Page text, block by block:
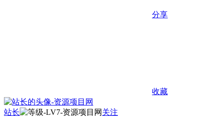
分享
收藏
站长 关注